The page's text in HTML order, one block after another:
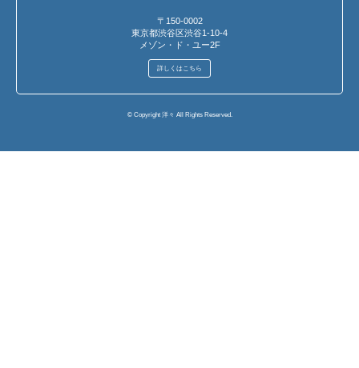
〒150-0002
東京都渋谷区渋谷1-10-4
メゾン・ド・ユー2F
詳しくはこちら
© Copyright 洋々 All Rights Reserved.